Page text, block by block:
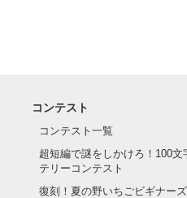
コンテスト
コンテスト一覧
超短編で謎をしかけろ！100文
テリーコンテスト
復刻！夏の野いちごビギナー